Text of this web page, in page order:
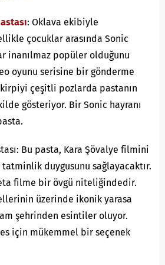
: Oklava ekibiyle
çocuklar arasında Sonic
inanılmaz popüler olduğunu
oyunu serisine bir gönderme
çeşitli pozlarda pastanın
gösteriyor. Bir Sonic hayranı
Bu pasta, Kara Şövalye filmini
duygusunu sağlayacaktır.
filme bir övgü niteliğindedir.
üzerinde ikonik yarasa
şehrinden esintiler oluyor.
için mükemmel bir seçenek